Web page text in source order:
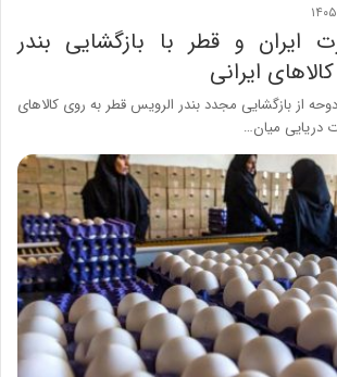
ایران و قطر با بازگشایی بندر
ایرانی
دوحه از بازگشایی مجدد بندر الرویس قطر به روی کالاهای
دریایی میان…